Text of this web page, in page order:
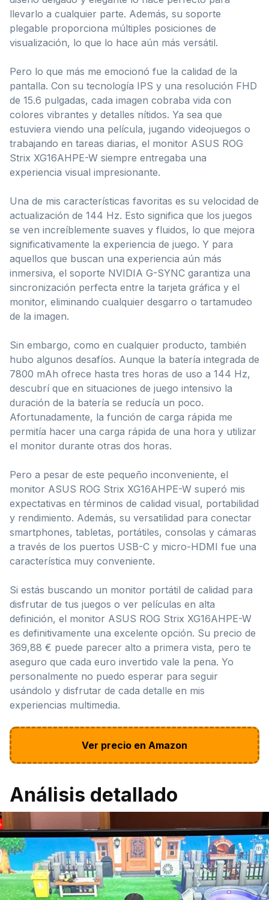
llevarlo a cualquier parte. Además, su soporte
plegable proporciona múltiples posiciones de
visualización, lo que lo hace aún más versátil.
Pero lo que más me emocionó fue la calidad de la
pantalla. Con su tecnología IPS y una resolución FHD
de 15.6 pulgadas, cada imagen cobraba vida con
colores vibrantes y detalles nítidos. Ya sea que
estuviera viendo una película, jugando videojuegos o
trabajando en tareas diarias, el monitor ASUS ROG
Strix XG16AHPE-W siempre entregaba una
experiencia visual impresionante.
Una de mis características favoritas es su velocidad de
actualización de 144 Hz. Esto significa que los juegos
se ven increíblemente suaves y fluidos, lo que mejora
significativamente la experiencia de juego. Y para
aquellos que buscan una experiencia aún más
inmersiva, el soporte NVIDIA G-SYNC garantiza una
sincronización perfecta entre la tarjeta gráfica y el
monitor, eliminando cualquier desgarro o tartamudeo
de la imagen.
Sin embargo, como en cualquier producto, también
hubo algunos desafíos. Aunque la batería integrada de
7800 mAh ofrece hasta tres horas de uso a 144 Hz,
descubrí que en situaciones de juego intensivo la
duración de la batería se reducía un poco.
Afortunadamente, la función de carga rápida me
permitía hacer una carga rápida de una hora y utilizar
el monitor durante otras dos horas.
Pero a pesar de este pequeño inconveniente, el
monitor ASUS ROG Strix XG16AHPE-W superó mis
expectativas en términos de calidad visual, portabilidad
y rendimiento. Además, su versatilidad para conectar
smartphones, tabletas, portátiles, consolas y cámaras
a través de los puertos USB-C y micro-HDMI fue una
característica muy conveniente.
Si estás buscando un monitor portátil de calidad para
disfrutar de tus juegos o ver películas en alta
definición, el monitor ASUS ROG Strix XG16AHPE-W
es definitivamente una excelente opción. Su precio de
369,88 € puede parecer alto a primera vista, pero te
aseguro que cada euro invertido vale la pena. Yo
personalmente no puedo esperar para seguir
usándolo y disfrutar de cada detalle en mis
experiencias multimedia.
Ver precio en Amazon
Análisis detallado